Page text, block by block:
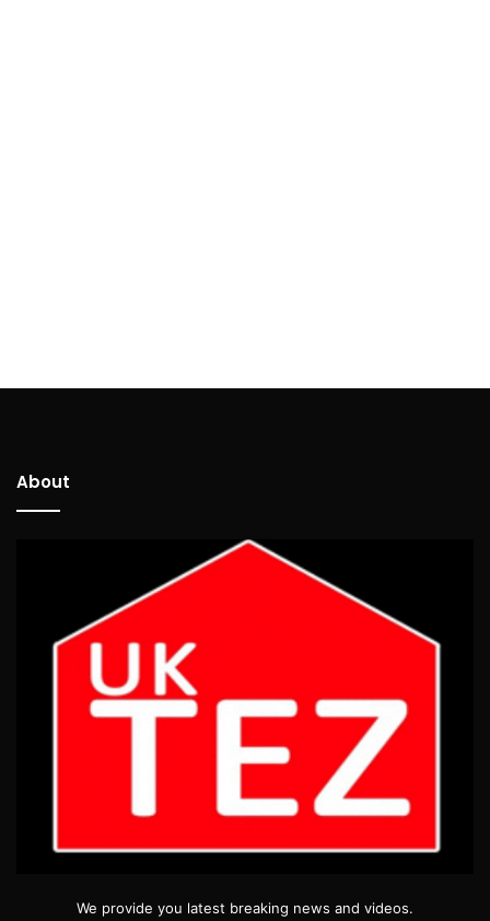
About
We provide you latest breaking news and videos.